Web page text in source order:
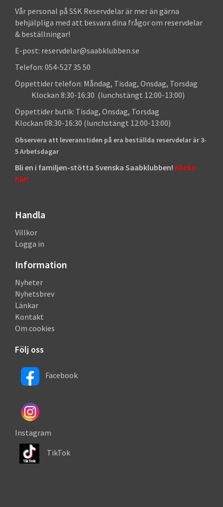
Vår personal på SSK Reservdelar är mer än gärna
behjälpliga med att besvara dina frågor om reservdelar
& beställningar!
E-post: reservdelar@saabklubben.se
Telefon: 054-527 35 50
Öppettider telefon: Måndag, Tisdag, Onsdag, Torsdag
Klockan 8:30-16:30 (lunchstängt 12:00-13:00)
Öppettider butik: Tisdag, Onsdag, Torsdag
Klockan 08:30-16:30 (lunchstängt 12:00-13:00)
Observera att leveranstiden på era beställda reservdelar är 3-
5 Arbetsdagar
Bli en i familjen-stötta Svenska Saabklubben! Klicka
här!
Handla
Villkor
Logga in
Information
Nyheter
Nyhetsbrev
Länkar
Kontakt
Om cookies
Följ oss
Facebook
Instagram
TikTok